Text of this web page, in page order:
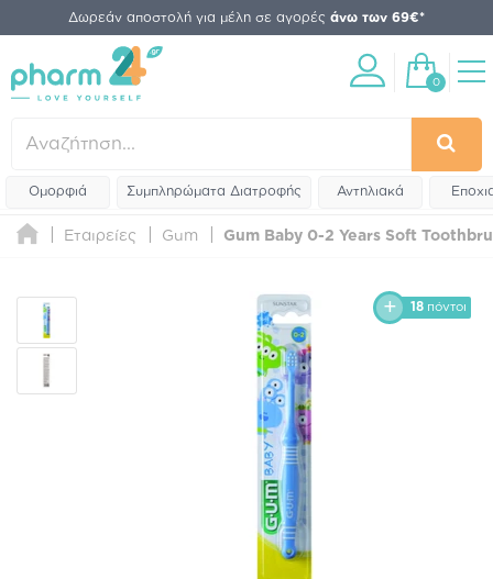
Δωρεάν αποστολή για μέλη σε αγορές άνω των 69€*
0
Ομορφιά Συμπληρώματα Διατροφής Αντηλιακά
Εταιρείες Gum Gum Baby 0-2 Years Soft
18 πόντοι